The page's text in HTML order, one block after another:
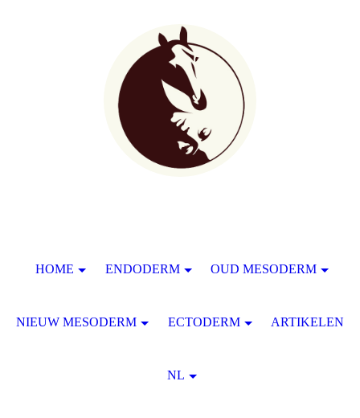
HOME ENDODERM OUD MESODERM
NIEUW MESODERM ECTODERM ARTIKELEN
NL